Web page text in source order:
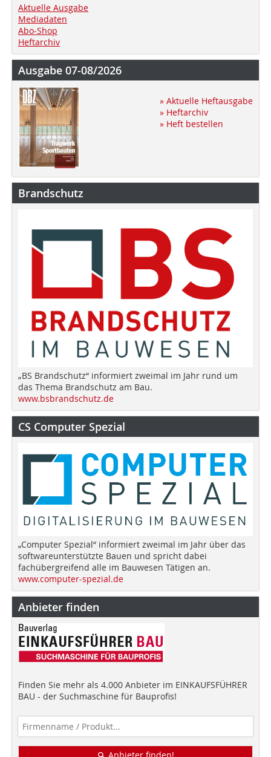
Aktuelle Ausgabe
Mediadaten
Abo-Shop
Heftarchiv
Ausgabe 07-08/2026
» Aktuelle Heftausgabe
» Heftarchiv
» Heft bestellen
Brandschutz
„BS Brandschutz“ informiert zweimal im Jahr rund um
das Thema Brandschutz am Bau.
www.bsbrandschutz.de
CS Computer Spezial
„Computer Spezial“ informiert zweimal im Jahr über das
softwareunterstützte Bauen und spricht dabei
fachübergreifend alle im Bauwesen Tätigen an.
www.computer-spezial.de
Anbieter finden
Finden Sie mehr als 4.000 Anbieter im EINKAUFSFÜHRER
BAU - der Suchmaschine für Bauprofis!